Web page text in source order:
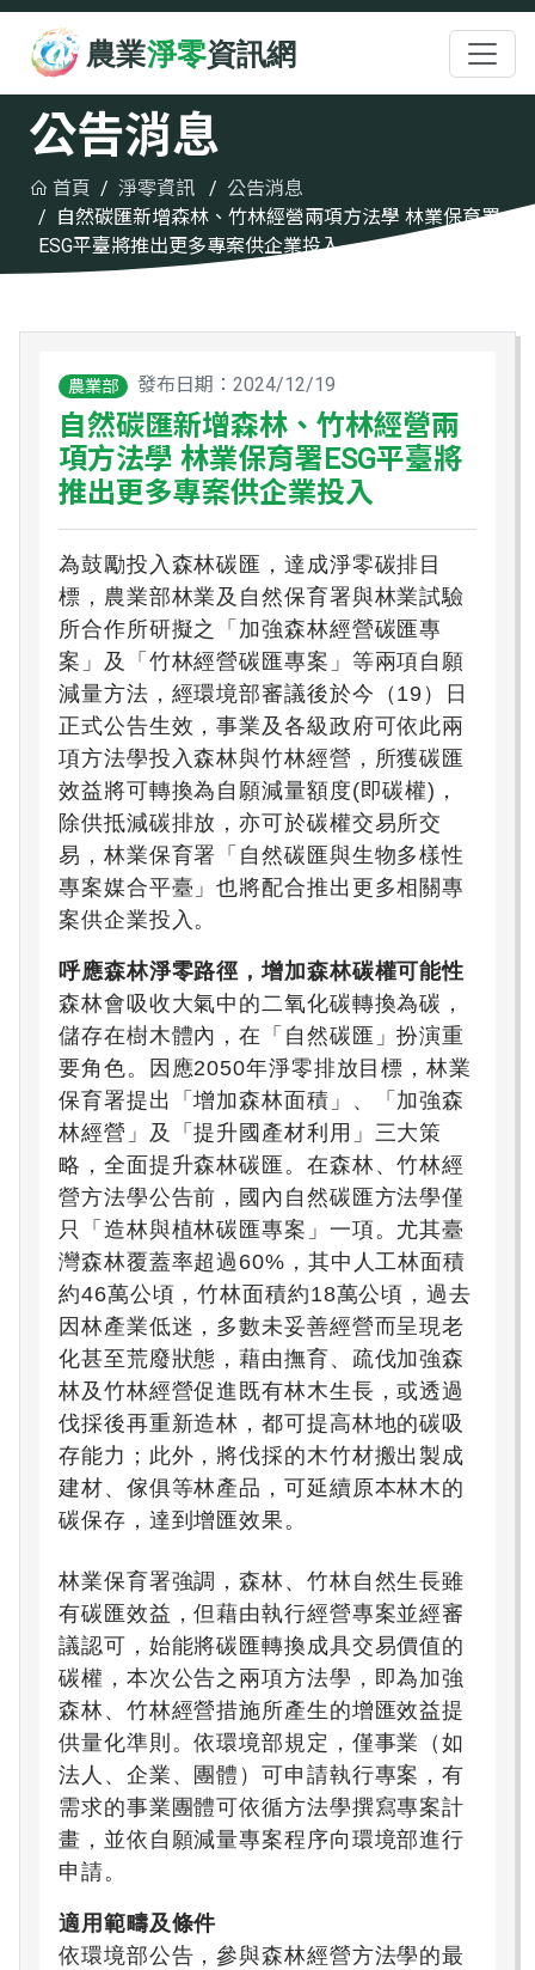
跳至主要內容
公告消息
首頁 淨零資訊
公告消息
自然碳匯新增森林、竹林經營兩項方法學 林業保育署
ESG平臺將推出更多專案供企業投入
農業部 發布日期：2024/12/19
自然碳匯新增森林、竹林經營兩
項方法學 林業保育署ESG平臺將
推出更多專案供企業投入
為鼓勵投入森林碳匯，達成淨零碳排目
標，農業部林業及自然保育署與林業試驗
所合作所研擬之「加強森林經營碳匯專
案」及「竹林經營碳匯專案」等兩項自願
減量方法，經環境部審議後於今（19）日
正式公告生效，事業及各級政府可依此兩
項方法學投入森林與竹林經營，所獲碳匯
效益將可轉換為自願減量額度(即碳權)，
除供抵減碳排放，亦可於碳權交易所交
易，林業保育署「自然碳匯與生物多樣性
專案媒合平臺」也將配合推出更多相關專
案供企業投入。
呼應森林淨零路徑，增加森林碳權可能性
森林會吸收大氣中的二氧化碳轉換為碳，
儲存在樹木體內，在「自然碳匯」扮演重
要角色。因應2050年淨零排放目標，林業
保育署提出「增加森林面積」、「加強森
林經營」及「提升國產材利用」三大策
略，全面提升森林碳匯。在森林、竹林經
營方法學公告前，國內自然碳匯方法學僅
只「造林與植林碳匯專案」一項。尤其臺
灣森林覆蓋率超過60%，其中人工林面積
約46萬公頃，竹林面積約18萬公頃，過去
因林產業低迷，多數未妥善經營而呈現老
化甚至荒廢狀態，藉由撫育、疏伐加強森
林及竹林經營促進既有林木生長，或透過
伐採後再重新造林，都可提高林地的碳吸
存能力；此外，將伐採的木竹材搬出製成
建材、傢俱等林產品，可延續原本林木的
碳保存，達到增匯效果。
林業保育署強調，森林、竹林自然生長雖
有碳匯效益，但藉由執行經營專案並經審
議認可，始能將碳匯轉換成具交易價值的
碳權，本次公告之兩項方法學，即為加強
森林、竹林經營措施所產生的增匯效益提
供量化準則。依環境部規定，僅事業（如
法人、企業、團體）可申請執行專案，有
需求的事業團體可依循方法學撰寫專案計
畫，並依自願減量專案程序向環境部進行
申請。
適用範疇及條件
依環境部公告，參與森林經營方法學的最